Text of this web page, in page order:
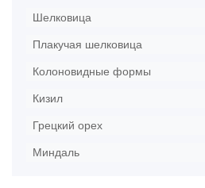
Шелковица
Плакучая шелковица
Колоновидные формы
Кизил
Грецкий орех
Миндаль